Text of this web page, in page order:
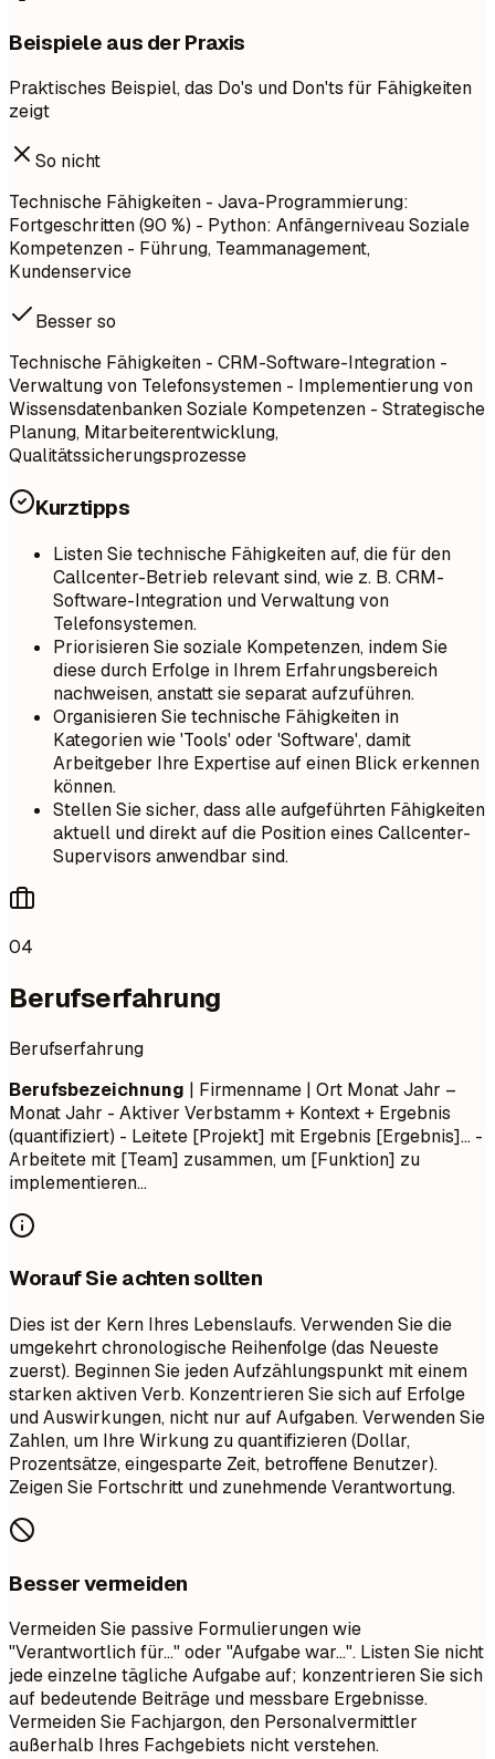
Beispiele aus der Praxis
Praktisches Beispiel, das Do's und Don'ts für Fähigkeiten
zeigt
So nicht
Technische Fähigkeiten - Java-Programmierung:
Fortgeschritten (90 %) - Python: Anfängerniveau Soziale
Kompetenzen - Führung, Teammanagement,
Kundenservice
Besser so
Technische Fähigkeiten - CRM-Software-Integration -
Verwaltung von Telefonsystemen - Implementierung von
Wissensdatenbanken Soziale Kompetenzen - Strategische
Planung, Mitarbeiterentwicklung,
Qualitätssicherungsprozesse
Kurztipps
Listen Sie technische Fähigkeiten auf, die für den
Callcenter-Betrieb relevant sind, wie z. B. CRM-
Software-Integration und Verwaltung von
Telefonsystemen.
Priorisieren Sie soziale Kompetenzen, indem Sie
diese durch Erfolge in Ihrem Erfahrungsbereich
nachweisen, anstatt sie separat aufzuführen.
Organisieren Sie technische Fähigkeiten in
Kategorien wie 'Tools' oder 'Software', damit
Arbeitgeber Ihre Expertise auf einen Blick erkennen
können.
Stellen Sie sicher, dass alle aufgeführten Fähigkeiten
aktuell und direkt auf die Position eines Callcenter-
Supervisors anwendbar sind.
04
Berufserfahrung
Berufserfahrung
Berufsbezeichnung | Firmenname | Ort Monat Jahr –
Monat Jahr - Aktiver Verbstamm + Kontext + Ergebnis
(quantifiziert) - Leitete [Projekt] mit Ergebnis [Ergebnis]... -
Arbeitete mit [Team] zusammen, um [Funktion] zu
implementieren...
Worauf Sie achten sollten
Dies ist der Kern Ihres Lebenslaufs. Verwenden Sie die
umgekehrt chronologische Reihenfolge (das Neueste
zuerst). Beginnen Sie jeden Aufzählungspunkt mit einem
starken aktiven Verb. Konzentrieren Sie sich auf Erfolge
und Auswirkungen, nicht nur auf Aufgaben. Verwenden Sie
Zahlen, um Ihre Wirkung zu quantifizieren (Dollar,
Prozentsätze, eingesparte Zeit, betroffene Benutzer).
Zeigen Sie Fortschritt und zunehmende Verantwortung.
Besser vermeiden
Vermeiden Sie passive Formulierungen wie
"Verantwortlich für..." oder "Aufgabe war...". Listen Sie nicht
jede einzelne tägliche Aufgabe auf; konzentrieren Sie sich
auf bedeutende Beiträge und messbare Ergebnisse.
Vermeiden Sie Fachjargon, den Personalvermittler
außerhalb Ihres Fachgebiets nicht verstehen.